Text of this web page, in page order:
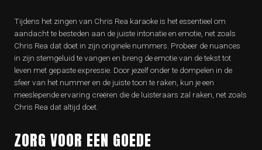
Tijdens het zingen van Chris Rea karaoke is het essentieel om
aandacht te besteden aan de juiste intonatie en emotie, net zoals
Chris Rea dat doet in zijn originele nummers. Probeer de nuances
in zijn stemgeluid te vangen en breng de emotie van de tekst tot
leven met gepaste expressie. Door jezelf onder te dompelen in de
sfeer van het nummer en de juiste toon te raken, kun je een
meeslepende ervaring creëren die de luisteraars zal raken, net zoals
Chris Rea dat altijd doet.
ZORG VOOR EEN GOEDE